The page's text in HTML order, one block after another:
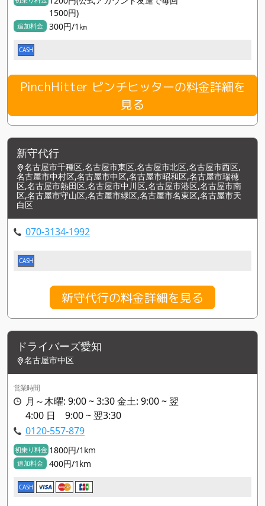
1500円)
追加料金 300円/1㎞
CASH
PinchHitter ピンチヒッターの料金詳細を
見る
新守代行
名古屋市千種区,名古屋市東区,名古屋市北区,名古屋市西区,
名古屋市中村区,名古屋市中区,名古屋市昭和区,名古屋市瑞穂
区,名古屋市熱田区,名古屋市中川区,名古屋市港区,名古屋市南
区,名古屋市守山区,名古屋市緑区,名古屋市名東区,名古屋市天
白区
070-3134-1992
CASH
新守代行の料金詳細を見る
ドライバーズ愛知
名古屋市中区
営業時間
月～木曜: 9:00 ~ 3:30 金土: 9:00 ~ 翌
4:00 日 9:00 ~ 翌3:30
0120-557-879
初乗り料金 1800円/1km
追加料金 400円/1km
CASH